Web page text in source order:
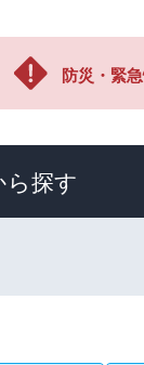
防災・緊
ら探す